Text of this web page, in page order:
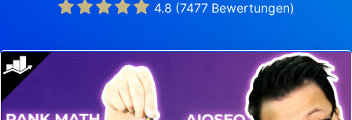
4.8 (7477 Bewertungen)